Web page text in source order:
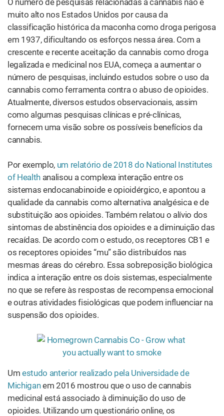
O número de pesquisas relacionadas à cannabis não é
muito alto nos Estados Unidos por causa da
classificação histórica da maconha como droga perigosa
em 1937, dificultando os esforços nessa área. Com a
crescente e recente aceitação da cannabis como droga
legalizada e medicinal nos EUA, começa a aumentar o
número de pesquisas, incluindo estudos sobre o uso da
cannabis como ferramenta contra o abuso de opioides.
Atualmente, diversos estudos observacionais, assim
como algumas pesquisas clínicas e pré-clínicas,
fornecem uma visão sobre os possíveis benefícios da
cannabis.
Por exemplo,um relatório de 2018 do National Institutes
of Healthanalisou a complexa interação entre os
sistemas endocanabinoide e opioidérgico, e apontou a
qualidade da cannabis como alternativa analgésica e de
substituição aos opioides. Também relatou o alívio dos
sintomas de abstinência dos opioides e a diminuição das
recaídas. De acordo com o estudo, os receptores CB1 e
os receptores opioides “mu” são distribuídos nas
mesmas áreas do cérebro. Essa sobreposição biológica
indica a interação entre os dois sistemas, especialmente
no que se refere às respostas de recompensa emocional
e outras atividades fisiológicas que podem influenciar na
suspensão dos opioides.
Um estudo anterior realizado pela Universidade de
Michiganem 2016 mostrou que o uso de cannabis
medicinal está associado à diminuição do uso de
opioides. Utilizando um questionário online, os